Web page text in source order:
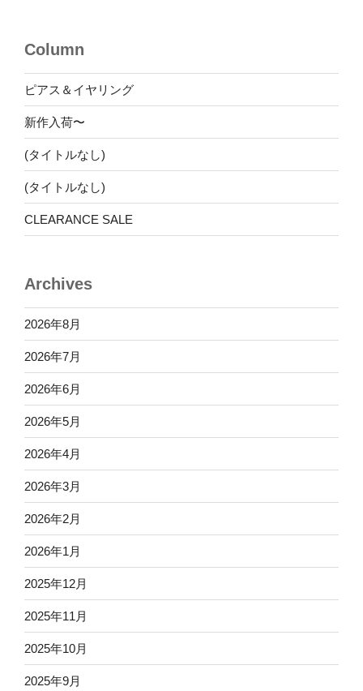
ン
Column
ピアス＆イヤリング
新作入荷〜
(タイトルなし)
(タイトルなし)
CLEARANCE SALE
Archives
2026年8月
2026年7月
2026年6月
2026年5月
2026年4月
2026年3月
2026年2月
2026年1月
2025年12月
2025年11月
2025年10月
2025年9月